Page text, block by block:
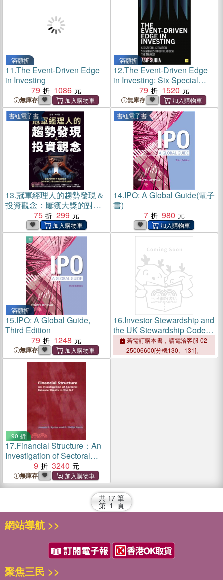
滿額折
11.The Event-Driven Edge
in Investing
79
1086
無庫存
滿額折
12.The Event-Driven Edge
in Investing: Six Special
Situation Strategies to
Outperform the Market
79 1520
無庫存
書紐電子書
13.冠軍經理人的趨勢發現＆
投資觀念：屢獲大獎的對沖
基金操盤手，為你解析可以
盈在未來的14個黄金產業(電
子書)
75 299
書紐電子書
14.IPO: A Global Guide(電子
書)
7
980
滿額折
15.IPO: A Global Guide,
Third Edition
79
1248
無庫存
16.Investor Stewardship and
the UK Stewardship Code:
The Role of Institutional
Investors in Corporate
Governance
若需訂購本書，請電洽客服 02-
25006600[分機130、131]。
90 折
17.Financial Structure：An
Investigation of Sectoral
Balance Sheets in the G-7
9 3240
無庫存
共 17 筆
第 1 頁
網站導航 >>
聚焦三民 >>